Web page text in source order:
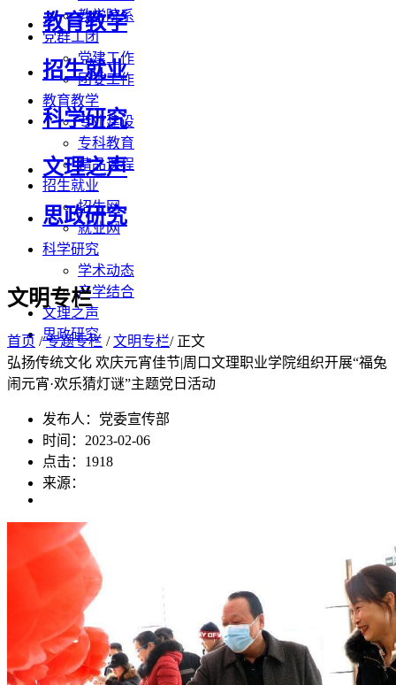
教学院系
党群工团
党建工作
团委工作
教育教学
专业建设
专科教育
精品课程
招生就业
招生网
就业网
科学研究
学术动态
产学结合
文理之声
思政研究
教育教学
招生就业
科学研究
文理之声
思政研究
文明专栏
首页 /专题专栏 /文明专栏/ 正文
弘扬传统文化 欢庆元宵佳节|周口文理职业学院组织开展“福兔
闹元宵·欢乐猜灯谜”主题党日活动
发布人：党委宣传部
时间：2023-02-06
点击： 1918
来源：